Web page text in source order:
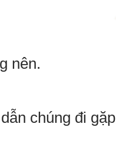
nên.
chúng đi gặp